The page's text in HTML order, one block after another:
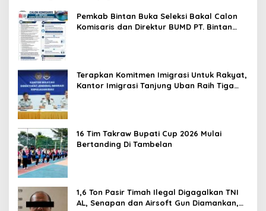
Pemkab Bintan Buka Seleksi Bakal Calon
Komisaris dan Direktur BUMD PT. Bintan
Terapkan Komitmen Imigrasi Untuk Rakyat,
Kantor Imigrasi Tanjung Uban Raih Tiga
16 Tim Takraw Bupati Cup 2026 Mulai
Bertanding Di Tambelan
1,6 Ton Pasir Timah Ilegal Digagalkan TNI
AL, Senapan dan Airsoft Gun Diamankan,